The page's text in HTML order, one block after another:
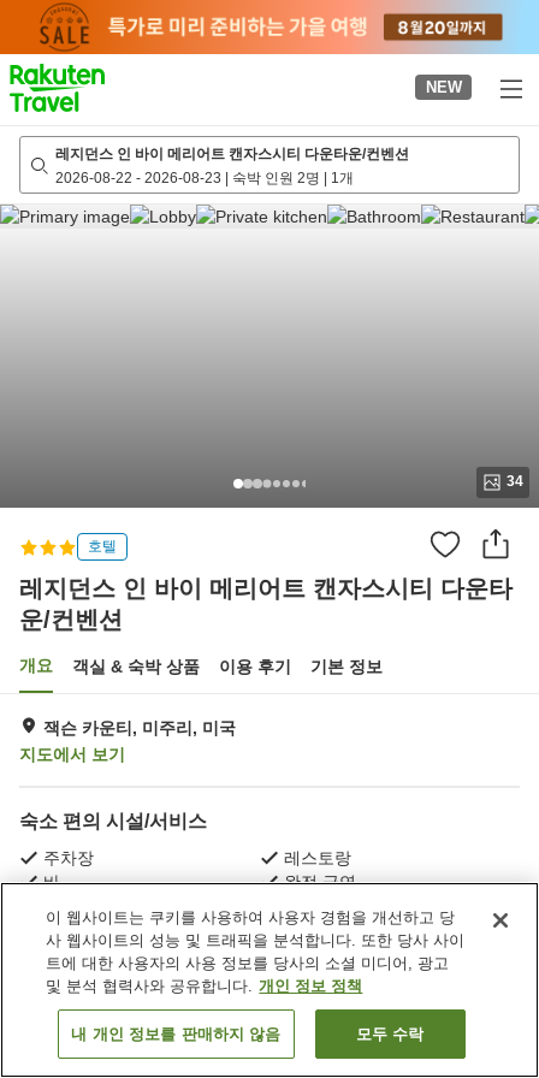
page
NEW
레지던스 인 바이 메리어트 캔자스시티 다운타운/컨벤션
2026-08-22 - 2026-08-23 | 숙박 인원 2명 | 1개
34
호텔
레지던스 인 바이 메리어트 캔자스시티 다운타
운/컨벤션
개요 객실 & 숙박 상품 이용 후기 기본 정보
잭슨 카운티, 미주리, 미국
지도에서 보기
숙소 편의 시설/서비스
주차장
레스토랑
바
완전 금연
미국 미주리
잭슨 카운티
레지던스 인 바이 메리어트 캔자스시티 다운타운/컨벤션
객실 보기
이 웹사이트는 쿠키를 사용하여 사용자 경험을 개선하고 당
사 웹사이트의 성능 및 트래픽을 분석합니다. 또한 당사 사이
트에 대한 사용자의 사용 정보를 당사의 소셜 미디어, 광고
및 분석 협력사와 공유합니다. 개인 정보 정책
내 개인 정보를 판매하지 않음 모두 수락